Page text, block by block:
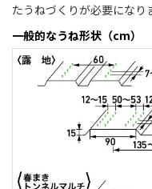
たうねづくりが必要になり
一般的なうね形状（cm）